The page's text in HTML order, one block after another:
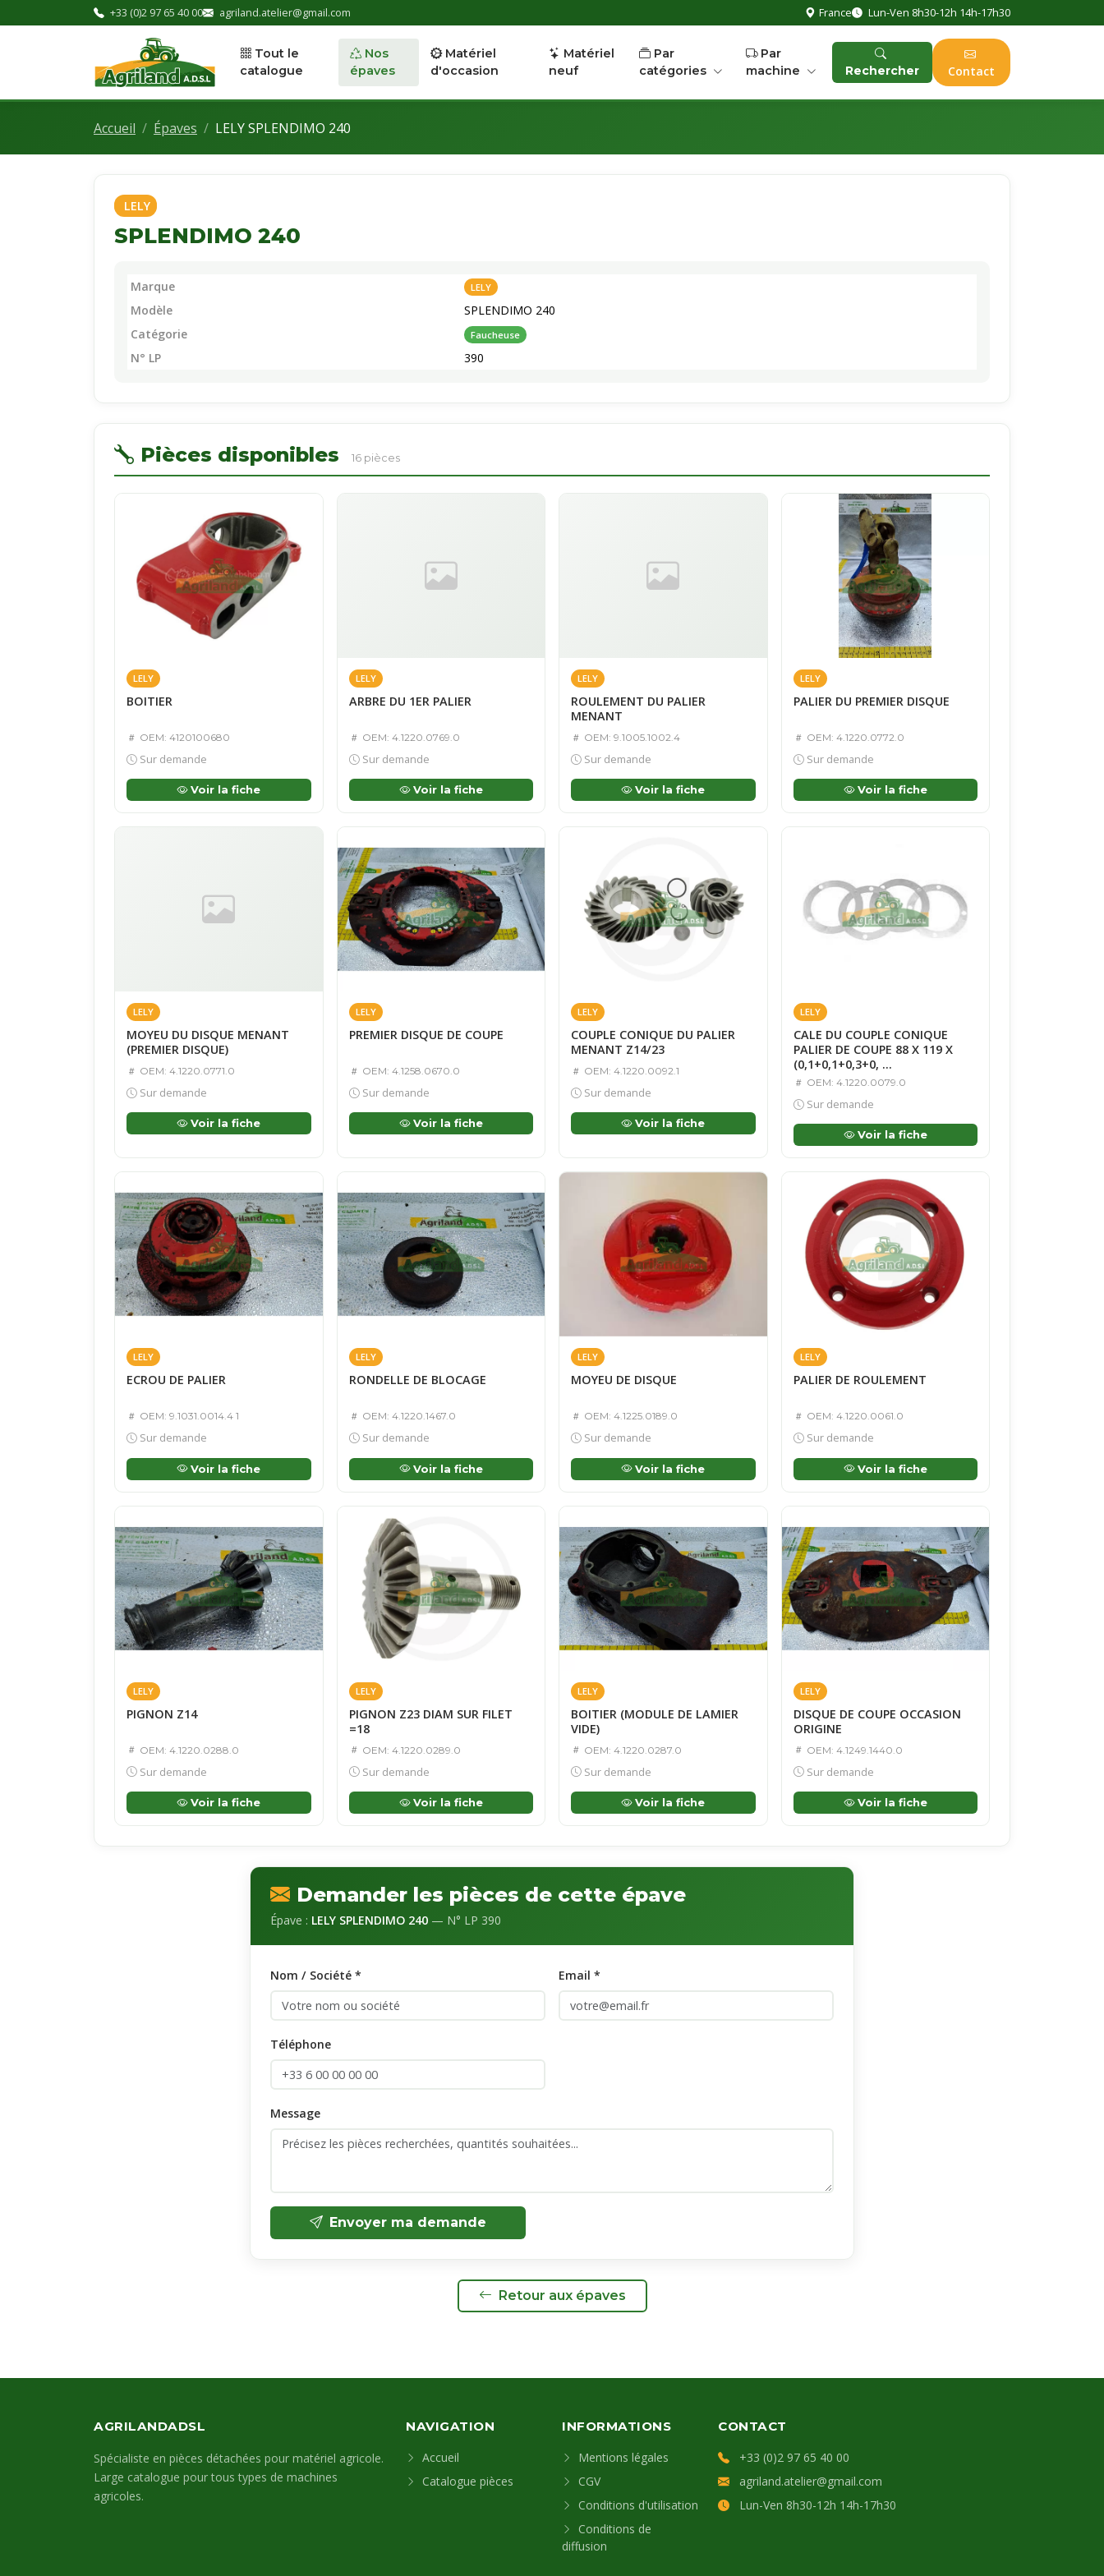
+33 (0)2 97 65 40 00 agriland.atelier@gmail.com France Lun-Ven 8h30-12h 14h-17h30
Tout le
catalogue
Nos
épaves
Matériel
d'occasion
Matériel
neuf
Par
catégories
Par
machine
Rechercher Contact
Accueil Épaves LELY SPLENDIMO 240
LELY
SPLENDIMO 240
Marque LELY
Modèle
SPLENDIMO 240
Catégorie
Faucheuse
N° LP 390
Pièces disponibles 16 pièces
LELY
BOITIER
OEM: 4120100680
Sur demande
Voir la fiche
LELY
ARBRE DU 1ER PALIER
OEM: 4.1220.0769.0
Sur demande
Voir la fiche
LELY
ROULEMENT DU PALIER
MENANT
OEM: 9.1005.1002.4
Sur demande
Voir la fiche
LELY
PALIER DU PREMIER DISQUE
OEM: 4.1220.0772.0
Sur demande
Voir la fiche
LELY
MOYEU DU DISQUE MENANT
(PREMIER DISQUE)
OEM: 4.1220.0771.0
Sur demande
Voir la fiche
LELY
PREMIER DISQUE DE COUPE
OEM: 4.1258.0670.0
Sur demande
Voir la fiche
LELY
COUPLE CONIQUE DU PALIER
MENANT Z14/23
OEM: 4.1220.0092.1
Sur demande
Voir la fiche
LELY
CALE DU COUPLE CONIQUE
PALIER DE COUPE 88 X 119 X
(0,1+0,1+0,3+0, ...
OEM: 4.1220.0079.0
Sur demande
Voir la fiche
LELY
ECROU DE PALIER
OEM: 9.1031.0014.4 1
Sur demande
Voir la fiche
LELY
RONDELLE DE BLOCAGE
OEM: 4.1220.1467.0
Sur demande
Voir la fiche
LELY
MOYEU DE DISQUE
OEM: 4.1225.0189.0
Sur demande
Voir la fiche
LELY
PALIER DE ROULEMENT
OEM: 4.1220.0061.0
Sur demande
Voir la fiche
LELY
PIGNON Z14
OEM: 4.1220.0288.0
Sur demande
Voir la fiche
LELY
PIGNON Z23 DIAM SUR FILET
=18
OEM: 4.1220.0289.0
Sur demande
Voir la fiche
LELY
BOITIER (MODULE DE LAMIER
VIDE)
OEM: 4.1220.0287.0
Sur demande
Voir la fiche
LELY
DISQUE DE COUPE OCCASION
ORIGINE
OEM: 4.1249.1440.0
Sur demande
Voir la fiche
Demander les pièces de cette épave
Épave : LELY SPLENDIMO 240 — N° LP 390
Nom / Société * Email *
Téléphone
Message
Envoyer ma demande
Retour aux épaves
AGRILANDADSL
Spécialiste en pièces détachées pour matériel agricole.
Large catalogue pour tous types de machines
agricoles.
NAVIGATION
Accueil
Catalogue pièces
INFORMATIONS
Mentions légales
CGV
Conditions d'utilisation
Conditions de
diffusion
CONTACT
+33 (0)2 97 65 40 00
agriland.atelier@gmail.com
Lun-Ven 8h30-12h 14h-17h30